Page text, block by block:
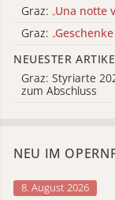
Graz: „Una notte
Graz: „
NEUESTER
Graz: Styriarte
zum Abschluss
NEU IM
8. August 2026